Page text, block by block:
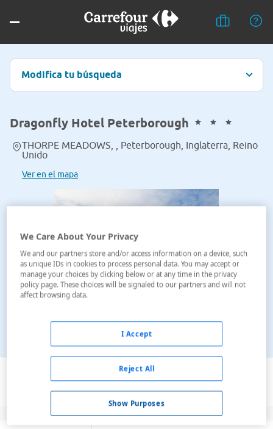
Modifica tu búsqueda
Dragonfly Hotel Peterborough
THORPE MEADOWS, , Peterborough, Inglaterra, Reino
Unido
Ver en el mapa
Ver en el mapa
We Care About Your Privacy
We and our partners store and/or access information on a device, such
as unique IDs in cookies to process personal data. You may accept or
manage your choices by clicking below or at any time in the privacy
policy page. These choices will be signaled to our partners and will not
affect browsing data.
Show Purposes
Reject All
I Accept